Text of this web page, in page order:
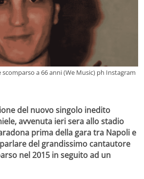
a 66 anni (We Music) ph Instagram
del nuovo singolo inedito
avvenuta ieri sera allo stadio
prima della gara tra Napoli e
del grandissimo cantautore
nel 2015 in seguito ad un